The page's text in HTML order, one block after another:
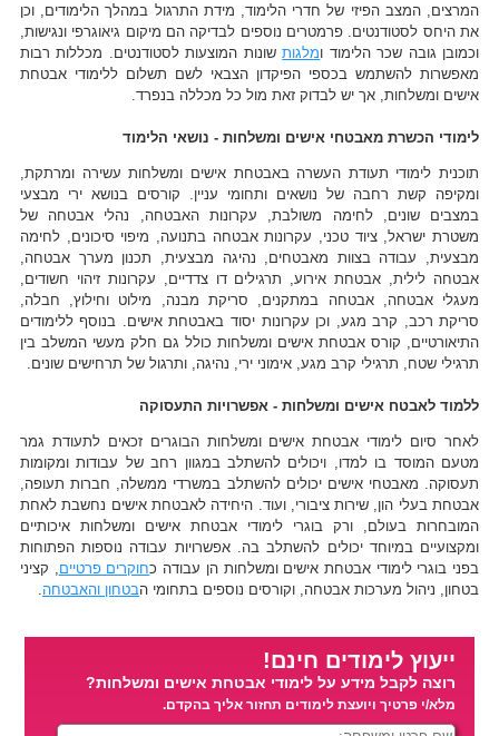
המרצים, המצב הפיזי של חדרי הלימוד, מידת התרגול במהלך הלימודים, וכן
את היחס לסטודנטים. פרמטרים נוספים לבדיקה הם מיקום גיאוגרפי ונגישות,
וכמובן גובה שכר הלימוד ומלגותשונות המוצעות לסטודנטים. מכללות רבות
מאפשרות להשתמש בכספי הפיקדון הצבאי לשם תשלום ללימודי אבטחת
אישים ומשלחות, אך יש לבדוק זאת מול כל מכללה בנפרד.
לימודי הכשרת מאבטחי אישים ומשלחות - נושאי הלימוד
תוכנית לימודי תעודת העשרה באבטחת אישים ומשלחות עשירה ומרתקת,
ומקיפה קשת רחבה של נושאים ותחומי עניין. קורסים בנושא ירי מבצעי
במצבים שונים, לחימה משולבת, עקרונות האבטחה, נהלי אבטחה של
משטרת ישראל, ציוד טכני, עקרונות אבטחה בתנועה, מיפוי סיכונים, לחימה
מבצעית, עבודה בצוות מאבטחים, נהיגה מבצעית, תכנון מערך אבטחה,
אבטחה לילית, אבטחת אירוע, תרגילים דו צדדיים, עקרונות זיהוי חשודים,
מעגלי אבטחה, אבטחה במתקנים, סריקת מבנה, מילוט וחילוץ, חבלה,
סריקת רכב, קרב מגע, וכן עקרונות יסוד באבטחת אישים. בנוסף ללימודים
התיאורטיים, קורס אבטחת אישים ומשלחות כולל גם חלק מעשי המשלב בין
תרגילי שטח, תרגילי קרב מגע, אימוני ירי, נהיגה, ותרגול של תרחישים שונים.
ללמוד לאבטח אישים ומשלחות - אפשרויות התעסוקה
לאחר סיום לימודי אבטחת אישים ומשלחות הבוגרים זכאים לתעודת גמר
מטעם המוסד בו למדו, ויכולים להשתלב במגוון רחב של עבודות ומקומות
תעסוקה. מאבטחי אישים יכולים להשתלב במשרדי ממשלה, חברות תעופה,
אבטחת בעלי הון, שירות ציבורי, ועוד. היחידה לאבטחת אישים נחשבת לאחת
המובחרות בעולם, ורק בוגרי לימודי אבטחת אישים ומשלחות איכותיים
ומקצועיים במיוחד יכולים להשתלב בה. אפשרויות עבודה נוספות הפתוחות
בפני בוגרי לימודי אבטחת אישים ומשלחות הן עבודה כחוקרים פרטיים , קציני
בטחון, ניהול מערכות אבטחה, וקורסים נוספים בתחומי הבטחון והאבטחה
ייעוץ לימודים חינם!
רוצה לקבל מידע על לימודי אבטחת אישים ומשלחות?
מלא/י פרטיך ויועצת לימודים תחזור אליך בהקדם.